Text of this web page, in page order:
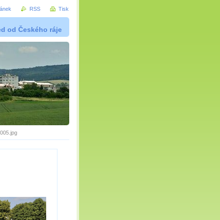
od Českého ráje
RSS Tisk